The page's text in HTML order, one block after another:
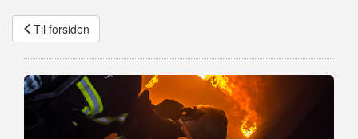
Til forsiden